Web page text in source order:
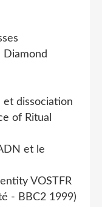
Diamond
et dissociation
of Ritual
et le
VOSTFR
- BBC2 1999)